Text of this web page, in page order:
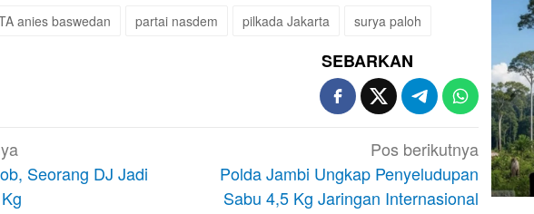
anies baswedan partai nasdem pilkada Jakarta surya paloh
SEBARKAN
Seorang DJ Jadi
Pos berikutnya
Polda Jambi Ungkap Penyeludupan
Sabu 4,5 Kg Jaringan Internasional